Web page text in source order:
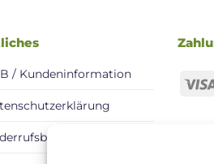
/ Kundeninformation